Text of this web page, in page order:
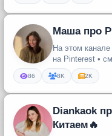
Маша про
На этом
на Pinterest •
86 8K 2K
Diankaok
Китаем🔥